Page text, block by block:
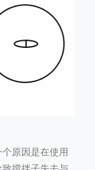
原因是在使用